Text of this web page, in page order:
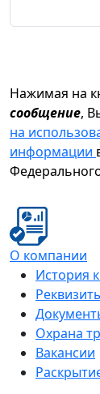
Нажимая на
сообщение,
на
информации
О компании
История
Охрана
Вакансии